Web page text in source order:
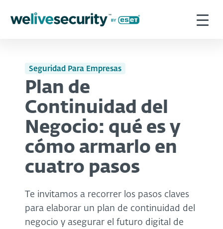
Seguridad Para Empresas
Plan de
Continuidad del
Negocio: qué es y
cómo armarlo en
cuatro pasos
Te invitamos a recorrer los pasos claves
para elaborar un plan de continuidad del
negocio y asegurar el futuro digital de